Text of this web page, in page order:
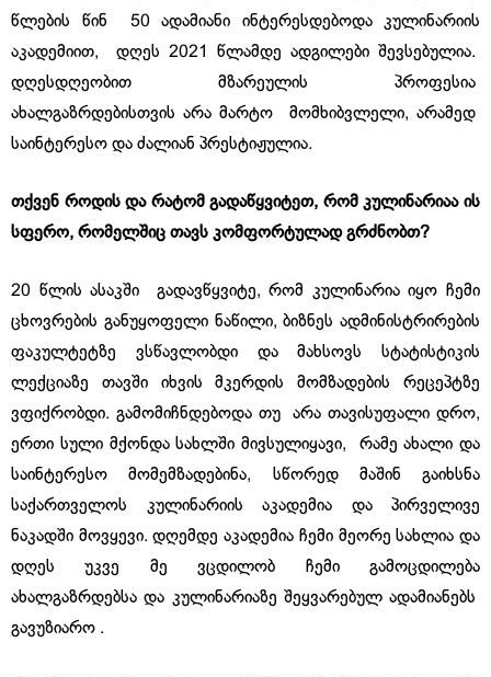
წლების წინ 50 ადამიანი ინტერესდებოდა კულინარიის
აკადემიით, დღეს 2021 წლამდე ადგილები შევსებულია.
დღესდღეობით მზარეულის პროფესია
ახალგაზრდებისთვის არა მარტო მომხიბვლელი, არამედ
საინტერესო და ძალიან პრესტიჟულია.
თქვენ როდის და რატომ გადაწყვიტეთ, რომ კულინარიაა ის
სფერო, რომელშიც თავს კომფორტულად გრძნობთ?
20 წლის ასაკში გადავწყვიტე, რომ კულინარია იყო ჩემი
ცხოვრების განუყოფელი ნაწილი, ბიზნეს ადმინისტრირების
ფაკულტეტზე ვსწავლობდი და მახსოვს სტატისტიკის
ლექციაზე თავში იხვის მკერდის მომზადების რეცეპტზე
ვფიქრობდი. გამომიჩნდებოდა თუ არა თავისუფალი დრო,
ერთი სული მქონდა სახლში მივსულიყავი, რამე ახალი და
საინტერესო მომემზადებინა, სწორედ მაშინ გაიხსნა
საქართველოს კულინარიის აკადემია და პირველივე
ნაკადში მოვყევი. დღემდე აკადემია ჩემი მეორე სახლია და
დღეს უკვე მე ვცდილობ ჩემი გამოცდილება
ახალგაზრდებსა და კულინარიაზე შეყვარებულ ადამიანებს
გავუზიარო .